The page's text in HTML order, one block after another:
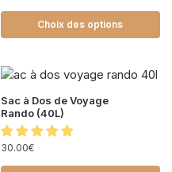
Choix des options
Sac à Dos de Voyage
Rando (40L)
30.00€